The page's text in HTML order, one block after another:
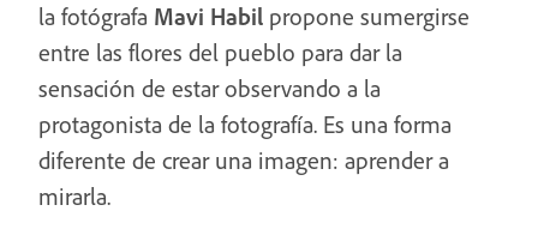
la fotógrafa Mavi Habil propone sumergirse
entre las flores del pueblo para dar la
sensación de estar observando a la
protagonista de la fotografía. Es una forma
diferente de crear una imagen: aprender a
mirarla.